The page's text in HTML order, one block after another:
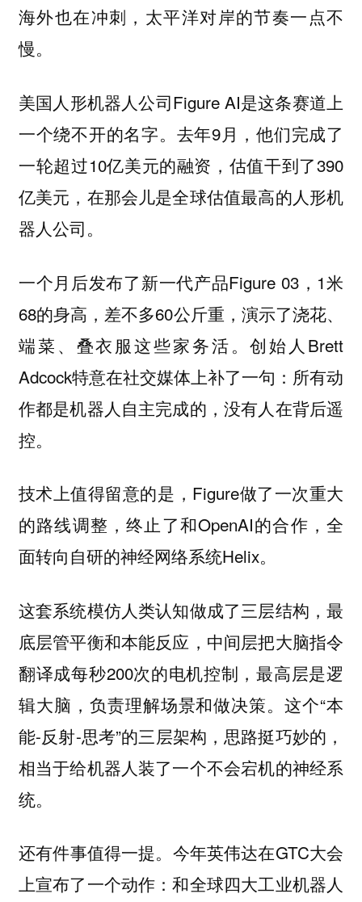
海外也在冲刺，太平洋对岸的节奏一点不
慢。
美国人形机器人公司Figure AI是这条赛道上
一个绕不开的名字。去年9月，他们完成了
一轮超过10亿美元的融资，估值干到了390
亿美元，在那会儿是全球估值最高的人形机
器人公司。
一个月后发布了新一代产品Figure 03，1米
68的身高，差不多60公斤重，演示了浇花、
端菜、叠衣服这些家务活。创始人Brett
Adcock特意在社交媒体上补了一句：所有动
作都是机器人自主完成的，没有人在背后遥
控。
技术上值得留意的是，Figure做了一次重大
的路线调整，终止了和OpenAI的合作，全
面转向自研的神经网络系统Helix。
这套系统模仿人类认知做成了三层结构，最
底层管平衡和本能反应，中间层把大脑指令
翻译成每秒200次的电机控制，最高层是逻
辑大脑，负责理解场景和做决策。这个“本
能-反射-思考”的三层架构，思路挺巧妙的，
相当于给机器人装了一个不会宕机的神经系
统。
还有件事值得一提。今年英伟达在GTC大会
上宣布了一个动作：和全球四大工业机器人